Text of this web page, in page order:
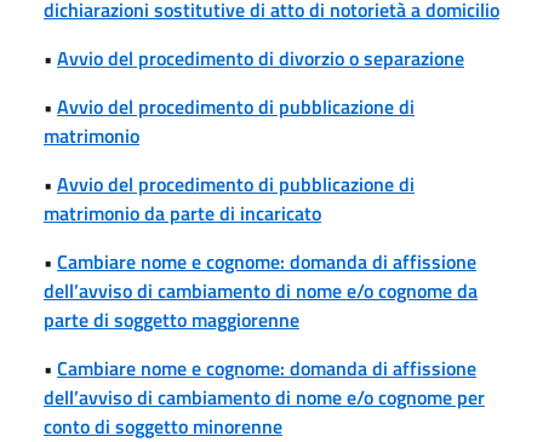
dichiarazioni sostitutive di atto di notorietà a domicilio
• Avvio del procedimento di divorzio o separazione
• Avvio del procedimento di pubblicazione di
matrimonio
• Avvio del procedimento di pubblicazione di
matrimonio da parte di incaricato
• Cambiare nome e cognome: domanda di affissione
dell’avviso di cambiamento di nome e/o cognome da
parte di soggetto maggiorenne
• Cambiare nome e cognome: domanda di affissione
dell’avviso di cambiamento di nome e/o cognome per
conto di soggetto minorenne